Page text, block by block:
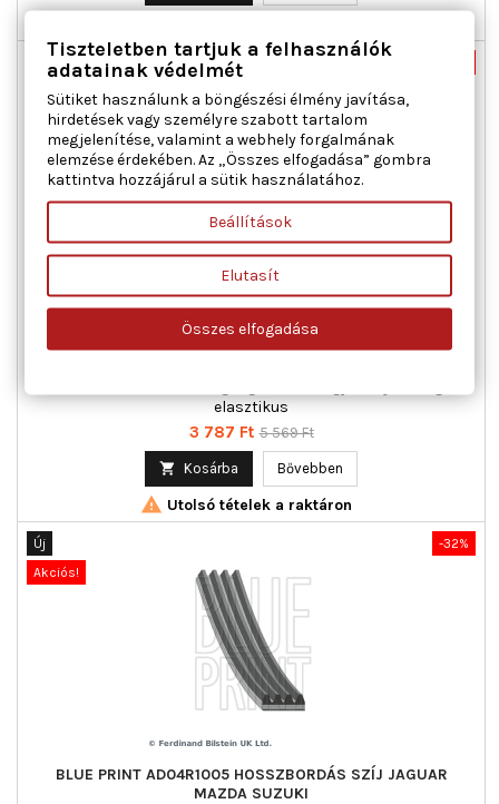
Akciós!
BLUE PRINT AD03S842 HOSSZBORDÁS SZÍJ MITSUBISHI
elasztikus
Ár
3 787 Ft Normál
5 569 Ft
 Kosárba Bővebben
 Utolsó tételek a raktáron
-32%
Új
Akciós!
BLUE PRINT AD04R1005 HOSSZBORDÁS SZÍJ JAGUAR
MAZDA SUZUKI
Tiszteletben tartjuk a felhasználók
adatainak védelmét
Sütiket használunk a böngészési élmény javítása,
hirdetések vagy személyre szabott tartalom
megjelenítése, valamint a webhely forgalmának
elemzése érdekében. Az „Összes elfogadása” gombra
kattintva hozzájárul a sütik használatához.
Beállítások
Elutasít
Összes elfogadása